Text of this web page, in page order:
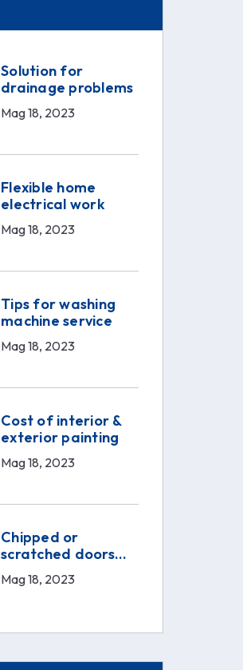
Solution for
drainage problems
Mag 18, 2023
Flexible home
electrical work
Mag 18, 2023
Tips for washing
machine service
Mag 18, 2023
Cost of interior &
exterior painting
Mag 18, 2023
Chipped or
scratched doors
service
Mag 18, 2023